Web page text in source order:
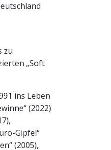
zu
„Soft
ins Leben
(2022)
Gipfel“
(2005),